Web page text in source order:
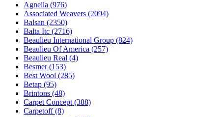
Agnella (976)
Associated Weavers (2094)
Balsan (2350)
Balta Itc (2716)
Beaulieu International Group (824)
Beaulieu Of America (257)
Beaulieu Real (4)
Besmer (153)
Best Wool (285)
Betap (95)
Brintons (48)
Carpet Concept (388)
Carpetoff (8)